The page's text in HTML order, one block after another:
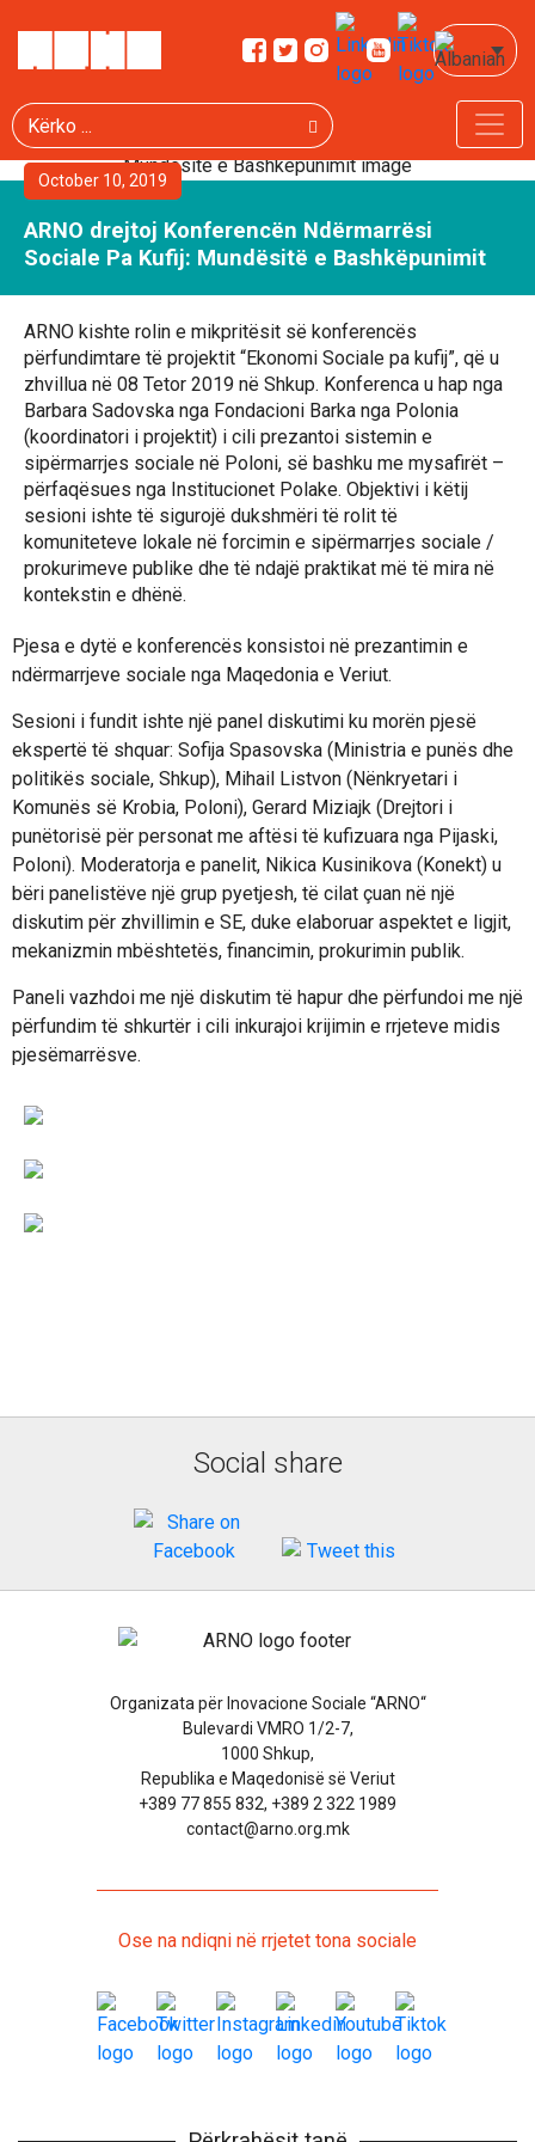
October 10, 2019
ARNO drejtoj Konferencën Ndërmarrësi
Sociale Pa Kufij: Mundësitë e Bashkëpunimit
ARNO kishte rolin e mikpritësit së konferencës
përfundimtare të projektit “Ekonomi Sociale pa kufij”, që u
zhvillua në 08 Tetor 2019 në Shkup. Konferenca u hap nga
Barbara Sadovska nga Fondacioni Barka nga Polonia
(koordinatori i projektit) i cili prezantoi sistemin e
sipërmarrjes sociale në Poloni, së bashku me mysafirët –
përfaqësues nga Institucionet Polake. Objektivi i këtij
sesioni ishte të sigurojë dukshmëri të rolit të
komuniteteve lokale në forcimin e sipërmarrjes sociale /
prokurimeve publike dhe të ndajë praktikat më të mira në
kontekstin e dhënë.
Pjesa e dytë e konferencës konsistoi në prezantimin e
ndërmarrjeve sociale nga Maqedonia e Veriut.
Sesioni i fundit ishte një panel diskutimi ku morën pjesë
ekspertë të shquar: Sofija Spasovska (Ministria e punës dhe
politikës sociale, Shkup), Mihail Listvon (Nënkryetari i
Komunës së Krobia, Poloni), Gerard Miziajk (Drejtori i
punëtorisë për personat me aftësi të kufizuara nga Pijaski,
Poloni). Moderatorja e panelit, Nikica Kusinikova (Konekt) u
bëri panelistëve një grup pyetjesh, të cilat çuan në një
diskutim për zhvillimin e SE, duke elaboruar aspektet e ligjit,
mekanizmin mbështetës, financimin, prokurimin publik.
Paneli vazhdoi me një diskutim të hapur dhe përfundoi me një
përfundim të shkurtër i cili inkurajoi krijimin e rrjeteve midis
pjesëmarrësve.
Social share
Organizata për Inovacione Sociale “ARNO“
Bulevardi VMRO 1/2-7,
1000 Shkup,
Republika e Maqedonisë së Veriut
+389 77 855 832, +389 2 322 1989
contact@arno.org.mk
Ose na ndiqni në rrjetet tona sociale